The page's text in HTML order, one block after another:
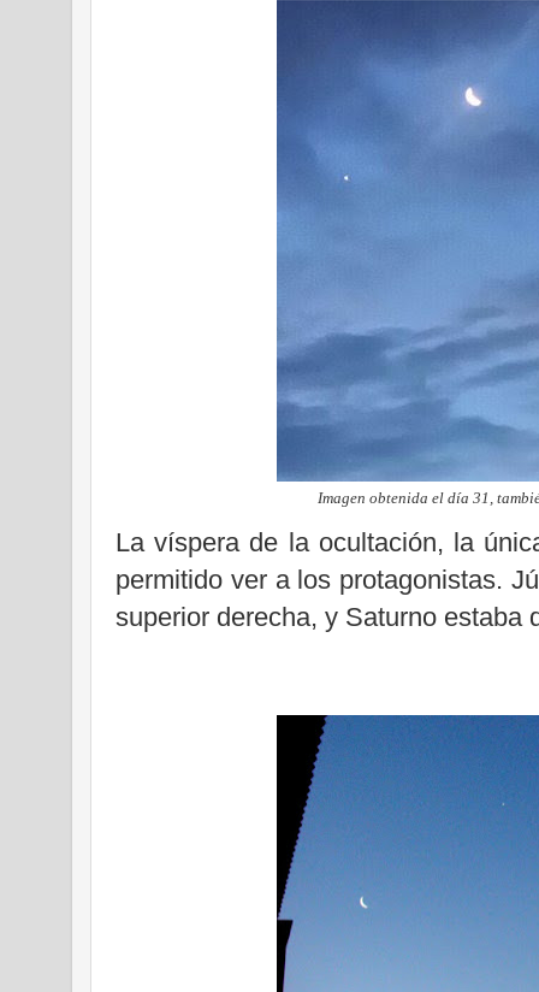
Imagen obtenida el día 31,
La víspera de la ocultación, la
permitido ver a los protagonistas.
superior derecha, y Saturno estaba